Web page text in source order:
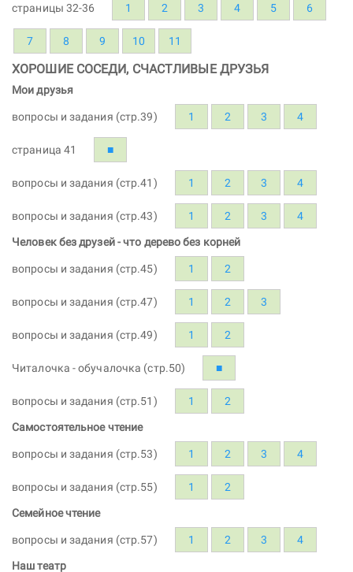
страницы 32-36 1 2 3 4 5 6
7 8 9 10 11
ХОРОШИЕ СОСЕДИ, СЧАСТЛИВЫЕ ДРУЗЬЯ
Мои друзья
вопросы и задания (стр.39) 1 2 3 4
страница 41 ■
вопросы и задания (стр.41) 1 2 3 4
вопросы и задания (стр.43) 1 2 3 4
Человек без друзей - что дерево без корней
вопросы и задания (стр.45) 1 2
вопросы и задания (стр.47) 1 2 3
вопросы и задания (стр.49) 1 2
Читалочка - обучалочка (стр.50) ■
вопросы и задания (стр.51) 1 2
Самостоятельное чтение
вопросы и задания (стр.53) 1 2 3 4
вопросы и задания (стр.55) 1 2
Семейное чтение
вопросы и задания (стр.57) 1 2 3 4
Наш театр